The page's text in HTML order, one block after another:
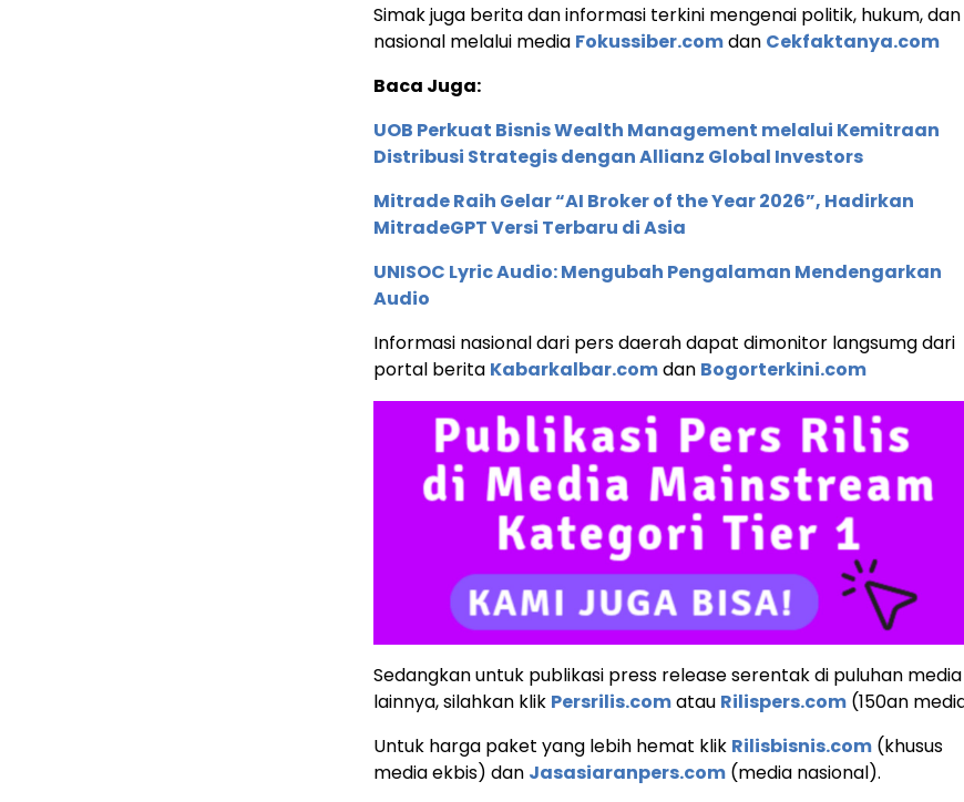
Simak juga berita dan informasi terkini mengenai politik, hukum, dan
nasional melalui media Fokussiber.comdan Cekfaktanya.com
Baca Juga:
UOB Perkuat Bisnis Wealth Management melalui Kemitraan
Distribusi Strategis dengan Allianz Global Investors
Mitrade Raih Gelar “AI Broker of the Year 2026”, Hadirkan
MitradeGPT Versi Terbaru di Asia
UNISOC Lyric Audio: Mengubah Pengalaman Mendengarkan
Audio
Informasi nasional dari pers daerah dapat dimonitor langsumg dari
portal berita Kabarkalbar.comdan Bogorterkini.com
Sedangkan untuk publikasi press release serentak di puluhan media
lainnya, silahkan klik Persrilis.comatau Rilispers.com (150an
Untuk harga paket yang lebih hemat klik Rilisbisnis.com (khusus
media ekbis) dan Jasasiaranpers.com (media nasional).